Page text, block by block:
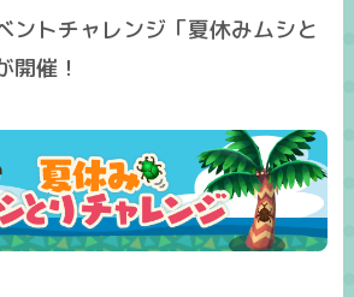
ントチャレンジ「夏休みムシと
開催！